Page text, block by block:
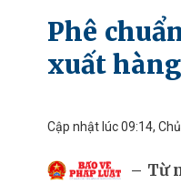
Phê
xuất
Cập nhật lúc 09:14,
Từ